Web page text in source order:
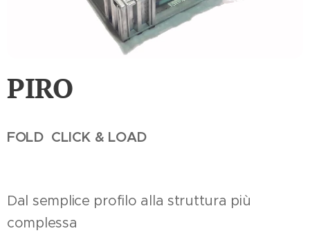
PIRO
FOLD CLICK & LOAD
Dal semplice profilo alla struttura più
complessa